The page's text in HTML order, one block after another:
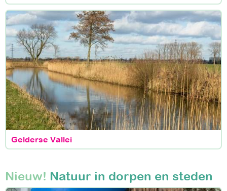
Gelderse Vallei
Nieuw! Natuur in dorpen en steden